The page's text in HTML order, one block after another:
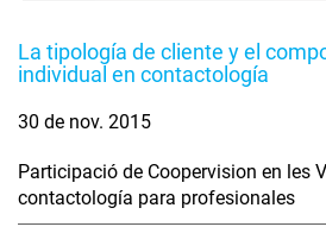
La tipología de cliente y el
individual en contactología
30 de nov. 2015
Participació de Coopervision en les
contactología para profesionales